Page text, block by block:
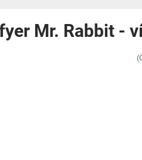
Mr. Rabbit -